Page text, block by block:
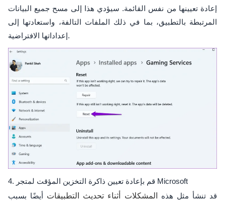
إعادة تعيينها من نفس القائمة. سيؤدي هذا إلى مسح جميع البيانات
المرتبطة بالتطبيق، بما في ذلك الملفات التالفة، واستعادتها إلى
إعداداتها الافتراضية.
4. قم بإعادة تعيين ذاكرة التخزين المؤقت لمتجر Microsoft
قد تنشأ مثل هذه
المشكلات أثناء تحديث التطبيقات أيضًا بسبب